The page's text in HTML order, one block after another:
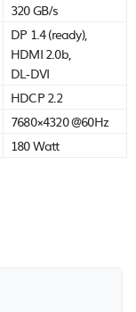
320 GB/s
DP 1.4 (ready),
HDMI 2.0b,
DL-DVI
HDCP 2.2
7680×4320 @60Hz
180 Watt